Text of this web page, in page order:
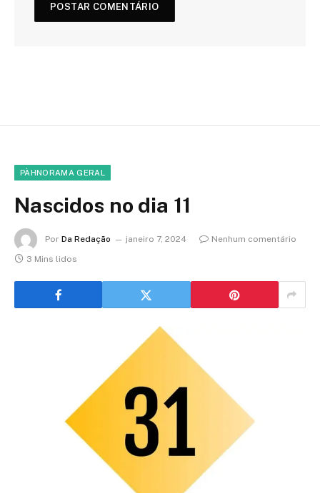
PÀHNORAMA GERAL
Nascidos no dia 11
Por Da Redação janeiro 7, 2024
Nenhum comentário
3 Mins lidos